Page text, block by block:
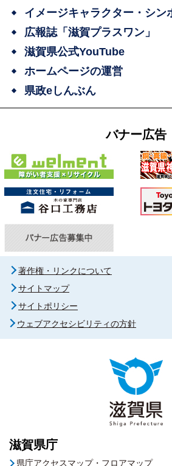
イメージキャラクター・シン
広報誌「滋賀プラスワン」
滋賀県公式YouTube
ホームページの運営
県政eしんぶん
バナー広告
著作権・リンクについて
サイトマップ
サイトポリシー
ウェブアクセシビリティの方針
滋賀県庁
県庁アクセスマップ・フロアマップ